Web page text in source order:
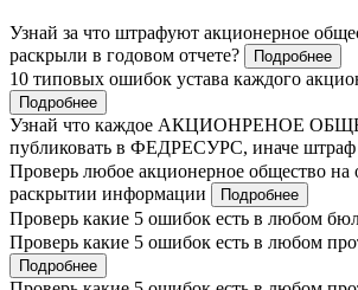
Узнай за что штрафуют акционерное
раскрыли в годовом отчете?
Подробнее
10 типовых ошибок устава каждого
Подробнее
Узнай что каждое АКЦИОНРЕНОЕ
публиковать в ФЕДРЕСУРС, иначе штраф
Проверь любое акционерное общество на
раскрытии информации
Подробнее
Проверь какие 5 ошибок есть в любом
Проверь какие 5 ошибок есть в любом
Подробнее